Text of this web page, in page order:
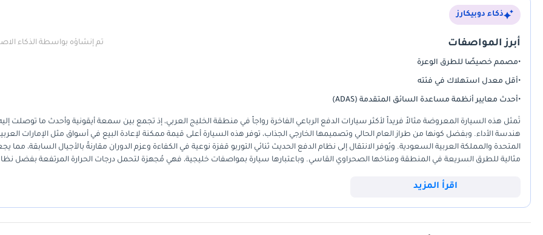
ذكاء دوبيكارز
أبرز المواصفات تم إنشاؤه بواسطة الذكاء
•مصمم خصيصًا للطرق الوعرة
•أقل معدل استهلاك في فئته
•أحدث معايير أنظمة مساعدة السائق المتقدمة (ADAS)
تُمثل هذه السيارة المعروضة مثالاً فريداً لأكثر سيارات الدفع الرباعي الفاخرة رواجاً في منطقة الخليج العربي، إذ تجمع بين سمعة أيقونية وأحدث ما توصلت
هندسة الأداء. وبفضل كونها من طراز العام الحالي وتصميمها الخارجي الجذاب، توفر هذه السيارة أعلى قيمة ممكنة لإعادة البيع في أسواق مثل الإمارات
المتحدة والمملكة العربية السعودية. ويُوفر الانتقال إلى نظام الدفع الحديث ثنائي التوربو قفزة نوعية في الكفاءة وعزم الدوران مقارنةً بالأجيال السابقة، مما
مثالية للطرق السريعة في المنطقة ومناخها الصحراوي القاسي. وباعتبارها سيارة بمواصفات خليجية، فهي مُجهزة لتحمل درجات الحرارة المرتفعة بفضل
قصوى، مثل عزل المقصورة الفائق وأنظمة مساعدة السائق المتقدمة. بالنسبة للمشتري الجاد، تُعد هذه فرصة لامتلاك سيارة تجمع بين الأداء المتميز
اليوم.
اقرأ المزيد